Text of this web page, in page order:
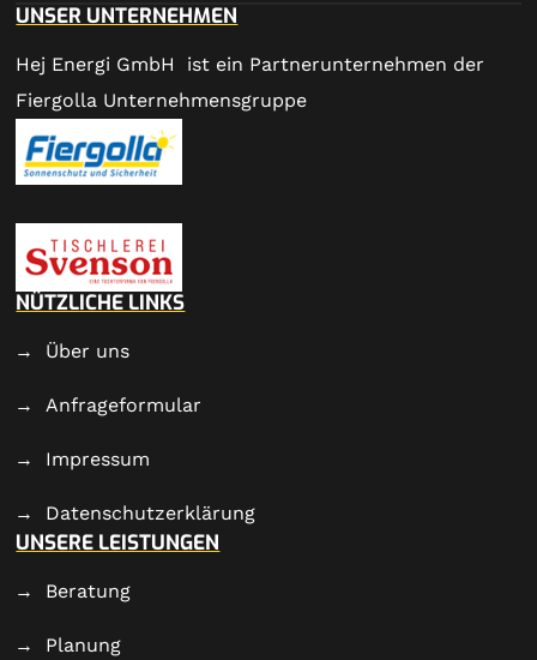
UNSER UNTERNEHMEN
Hej Energi GmbH ist ein Partnerunternehmen der
Fiergolla Unternehmensgruppe
NÜTZLICHE LINKS
Über uns
Anfrageformular
Impressum
Datenschutzerklärung
UNSERE LEISTUNGEN
Beratung
Planung